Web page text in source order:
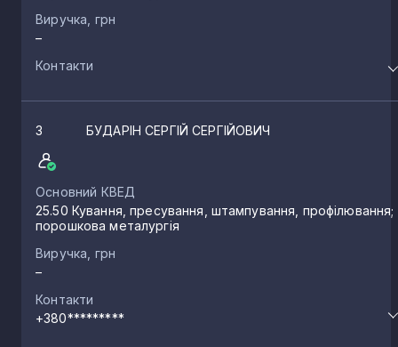
Виручка, грн
–
Контакти
3 БУДАРІН СЕРГІЙ СЕРГІЙОВИЧ
Основний КВЕД
25.50 Кування, пресування, штампування, профілювання;
порошкова металургія
Виручка, грн
–
Контакти
+380*********